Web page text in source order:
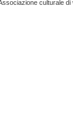
culturale